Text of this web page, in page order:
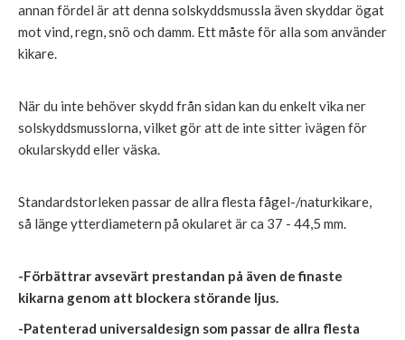
annan fördel är att denna solskyddsmussla även skyddar ögat
mot vind, regn, snö och damm. Ett måste för alla som använder
kikare.
När du inte behöver skydd från sidan kan du enkelt vika ner
solskyddsmusslorna, vilket gör att de inte sitter ivägen för
okularskydd eller väska.
Standardstorleken passar de allra flesta fågel-/naturkikare,
så länge ytterdiametern på okularet är ca 37 - 44,5 mm.
-Förbättrar avsevärt prestandan på även de finaste
kikarna genom att blockera störande ljus.
-Patenterad universaldesign som passar de allra flesta